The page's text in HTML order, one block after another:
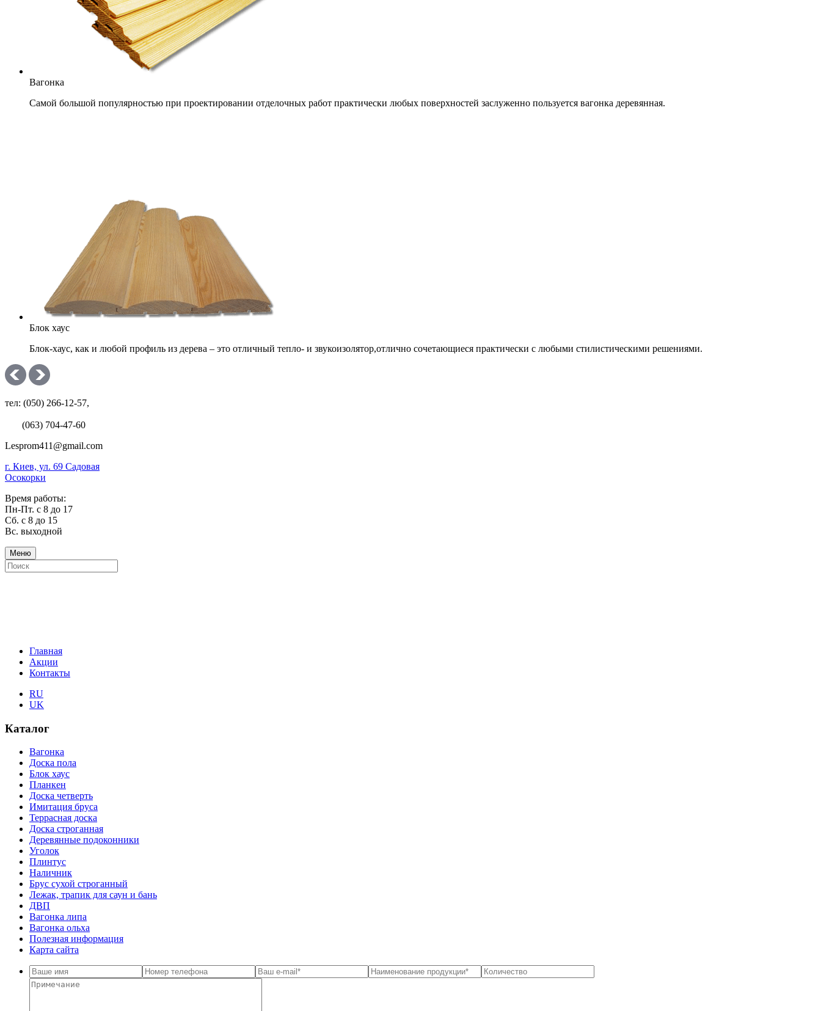
Вагонка
Самой большой популярностью при проектировании отделочных работ практически любых поверхностей заслуженно пользуется вагонка деревянная.
Блок хаус
Блок-хаус, как и любой профиль из дерева – это отличный тепло- и звукоизолятор,отлично сочетающиеся практически с любыми стилистическими решениями.
тел: (050) 266-12-57,
(063) 704-47-60
Lesprom411@gmail.com
г. Киев, ул. 69 Садовая
Осокорки
Время работы:
Пн-Пт. с 8 до 17
Сб. с 8 до 15
Вс. выходной
Меню
Главная
Акции
Контакты
RU
UK
Каталог
Вагонка
Доска пола
Блок хаус
Планкен
Доска четверть
Имитация бруса
Террасная доска
Доска строганная
Деревянные подоконники
Уголок
Плинтус
Наличник
Брус сухой строганный
Лежак, трапик для саун и бань
ДВП
Вагонка липа
Вагонка ольха
Полезная информация
Карта сайта